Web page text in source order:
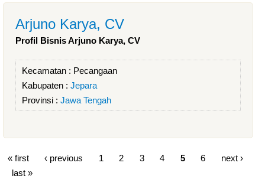
Arjuno Karya, CV
Profil Bisnis Arjuno Karya, CV
Kecamatan : Pecangaan
Kabupaten : Jepara
Provinsi : Jawa Tengah
« first ‹ previous 1 2 3 4 5 6
next ›
last »